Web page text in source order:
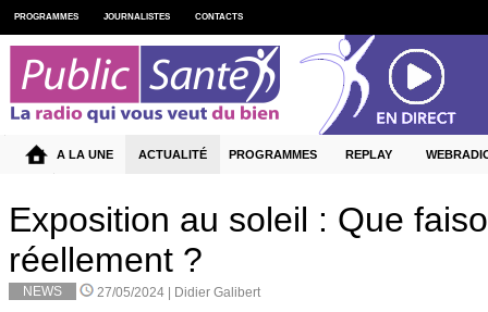
Exposition au soleil : Que
réellement ?
NEWS 27/05/2024 | Didier Galibert
PROGRAMMES JOURNALISTES CONTACTS
A LA UNE ACTUALITÉ PROGRAMMES REPLAY